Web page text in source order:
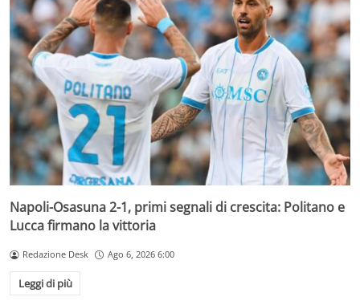
Napoli-Osasuna 2-1, primi segnali di crescita: Politano e
Lucca firmano la vittoria
Redazione Desk Ago 6, 2026 6:00
Leggi di più